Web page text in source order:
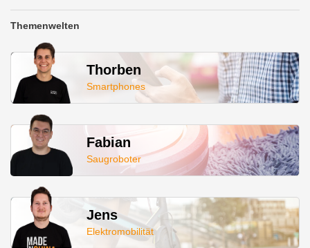
Themenwelten
Thorben
Smartphones
Fabian
Saugroboter
Jens
Elektromobilität